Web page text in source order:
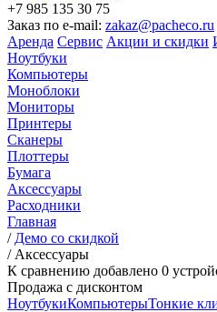
+7 985 135 30 75
Заказ по e-mail: zakaz@pacheco.ru
Аренда Сервис Акции и скидки
Ноутбуки
Компьютеры
Моноблоки
Мониторы
Принтеры
Сканеры
Плоттеры
Бумага
Аксессуары
Расходники
Главная
/ Демо со скидкой
/ Аксессуары
К сравнению добавлено 0
Продажа с дисконтом
НоутбукиКомпьютерыТонкие